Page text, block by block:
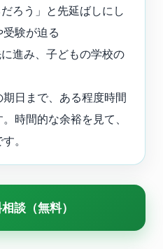
ろう」と先延ばしにし
験が迫る
進み、子どもの学校の
日まで、ある程度時間
時間的な余裕を見て、
。
談（無料）